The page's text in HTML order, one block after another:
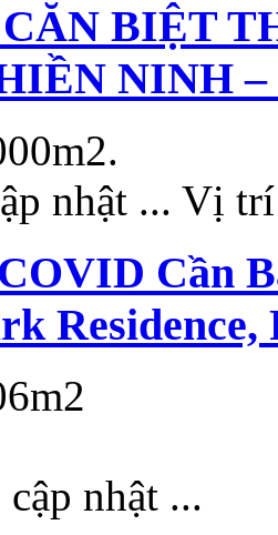
BIỆT
NINH –
nhật ... Vị
Cần
nhật ...